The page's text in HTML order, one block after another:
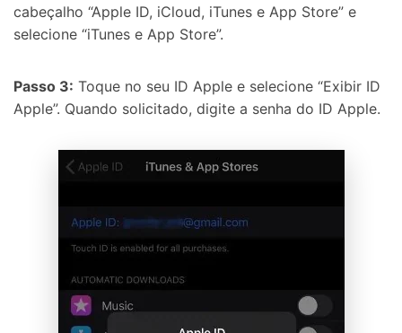
cabeçalho “Apple ID, iCloud, iTunes e App Store” e
selecione “iTunes e App Store”.
Passo 3: Toque no seu ID Apple e selecione “Exibir ID
Apple”. Quando solicitado, digite a senha do ID Apple.